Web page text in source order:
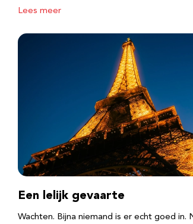
Lees meer
Een lelijk gevaarte
Wachten. Bijna niemand is er echt goed in.